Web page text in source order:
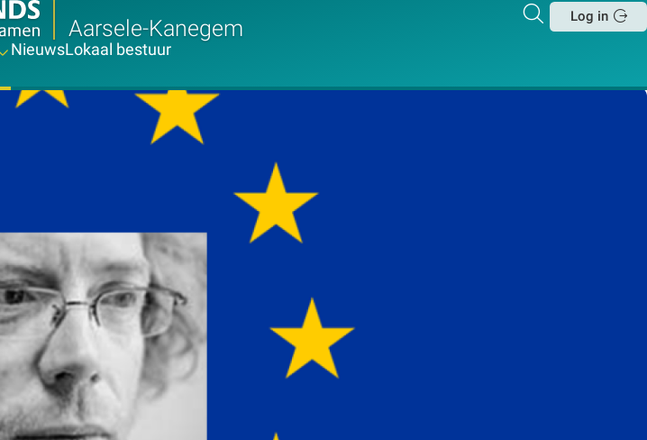
Aarsele-Kanegem
Zoeken
Log in
NieuwsLokaal bestuur